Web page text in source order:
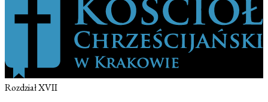
Rozdział XVII